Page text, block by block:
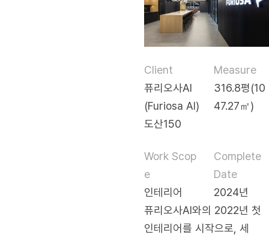
Client
Measure
퓨리오사AI
(Furiosa AI)
도산150
316.8평(10
47.27㎡)
Work Scop
e
Complete
Date
인테리어
2024년
퓨리오사AI와의 2022년 첫
인테리어를 시작으로, 세